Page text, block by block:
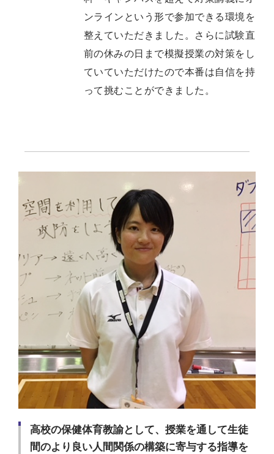
ンラインという形で参加できる環境を
整えていただきました。さらに試験直
前の休みの日まで模擬授業の対策をし
ていていただけたので本番は自信を持
って挑むことができました。
高校の保健体育教諭として、授業を通して生徒
間のより良い人間関係の構築に寄与する指導を